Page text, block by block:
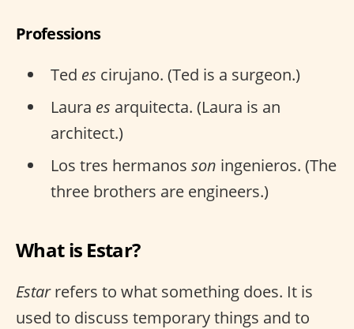
Professions
Ted es cirujano. (Ted is a surgeon.)
Laura es arquitecta. (Laura is an
architect.)
Los tres hermanos son ingenieros. (The
three brothers are engineers.)
What is Estar?
Estarrefers to what something does. It is
used to discuss temporary things and to